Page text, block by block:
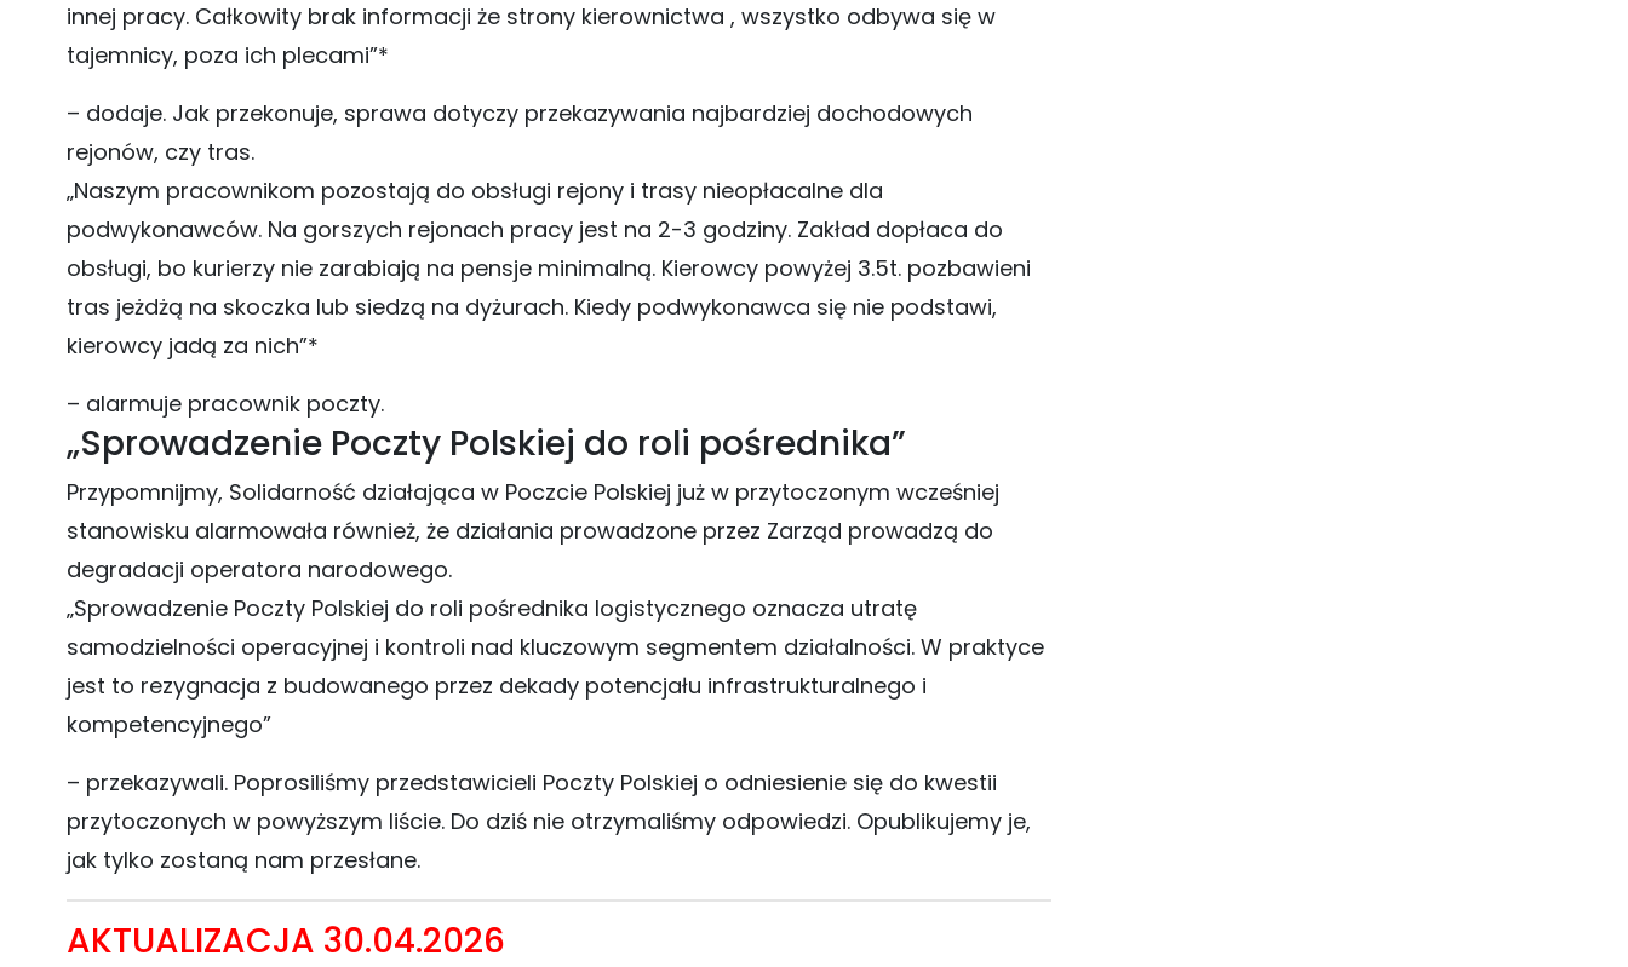
innej pracy. Całkowity brak informacji że strony kierownictwa , wszystko odbywa się w
tajemnicy, poza ich plecami”*
– dodaje. Jak przekonuje, sprawa dotyczy przekazywania najbardziej dochodowych
rejonów, czy tras.
„Naszym pracownikom pozostają do obsługi rejony i trasy nieopłacalne dla
podwykonawców. Na gorszych rejonach pracy jest na 2-3 godziny. Zakład dopłaca do
obsługi, bo kurierzy nie zarabiają na pensje minimalną. Kierowcy powyżej 3.5t. pozbawieni
tras jeżdżą na skoczka lub siedzą na dyżurach. Kiedy podwykonawca się nie podstawi,
kierowcy jadą za nich”*
– alarmuje pracownik poczty.
„Sprowadzenie Poczty Polskiej do roli pośrednika”
Przypomnijmy, Solidarność działająca w Poczcie Polskiej już w przytoczonym wcześniej
stanowisku alarmowała również, że działania prowadzone przez Zarząd prowadzą do
degradacji operatora narodowego.
„Sprowadzenie Poczty Polskiej do roli pośrednika logistycznego oznacza utratę
samodzielności operacyjnej i kontroli nad kluczowym segmentem działalności. W praktyce
jest to rezygnacja z budowanego przez dekady potencjału infrastrukturalnego i
kompetencyjnego”
– przekazywali. Poprosiliśmy przedstawicieli Poczty Polskiej o odniesienie się do kwestii
przytoczonych w powyższym liście. Do dziś nie otrzymaliśmy odpowiedzi. Opublikujemy je,
jak tylko zostaną nam przesłane.
AKTUALIZACJA 30.04.2026